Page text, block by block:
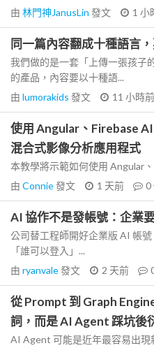
由 林門神JanusLin 發文 1 小
同一篇內容翻成十種語言
我們做的是一套「上傳一張孩子
的產品，內容要以十種語...
由 lumorakids 發文 11 小時前
使用 Angular、Firebase
混合式影像分析應用程式
本教學將示範如何使用 Angular
由 Connie發文 1 天前 0
AI 協作不是發帳號：企業
公司替工程師開好企業版 AI 帳
「誰可以登入」...
由 ryanvale發文 2 天前
從 Prompt 到 Graph
詞，而是 AI Agent 踩坑後
AI Agent 可能是近年最容易出